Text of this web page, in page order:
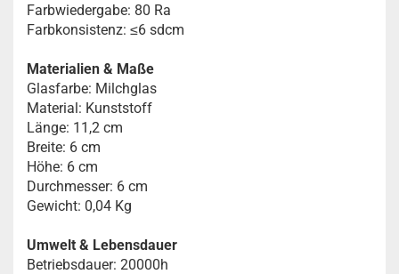
Farbwiedergabe: 80 Ra
Farbkonsistenz: ≤6 sdcm
Materialien & Maße
Glasfarbe: Milchglas
Material: Kunststoff
Länge: 11,2 cm
Breite: 6 cm
Höhe: 6 cm
Durchmesser: 6 cm
Gewicht: 0,04 Kg
Umwelt & Lebensdauer
Betriebsdauer: 20000h